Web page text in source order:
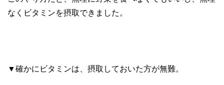
なくビタミンを摂取できました。
▼確かにビタミンは、摂取しておいた方が無難。